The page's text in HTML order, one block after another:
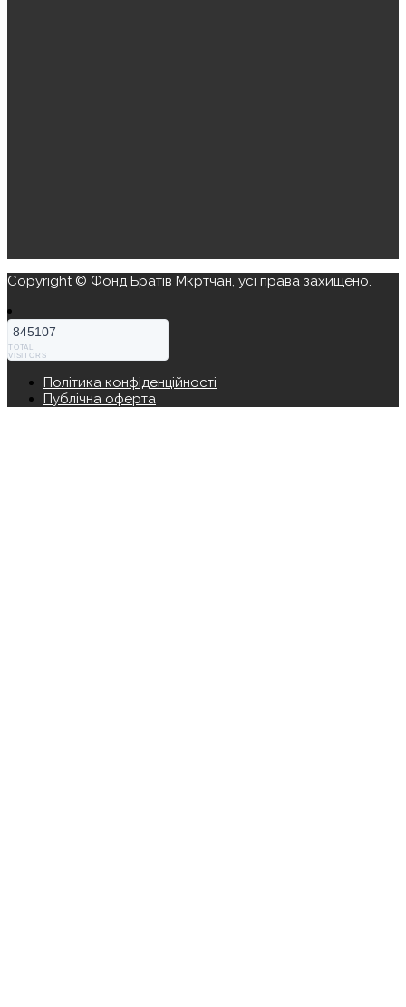
Copyright © Фонд Братів Мкртчан, усі права захищено.
845107
TOTAL
VISITORS
Політика конфіденційності
Публічна оферта